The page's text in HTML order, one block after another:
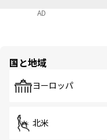
AD
国と地域
ヨーロッパ
北米